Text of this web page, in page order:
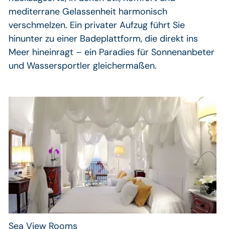
mediterrane Gelassenheit harmonisch
verschmelzen. Ein privater Aufzug führt Sie
hinunter zu einer Badeplattform, die direkt ins
Meer hineinragt – ein Paradies für Sonnenanbeter
und Wassersportler gleichermaßen.
Sea View Rooms